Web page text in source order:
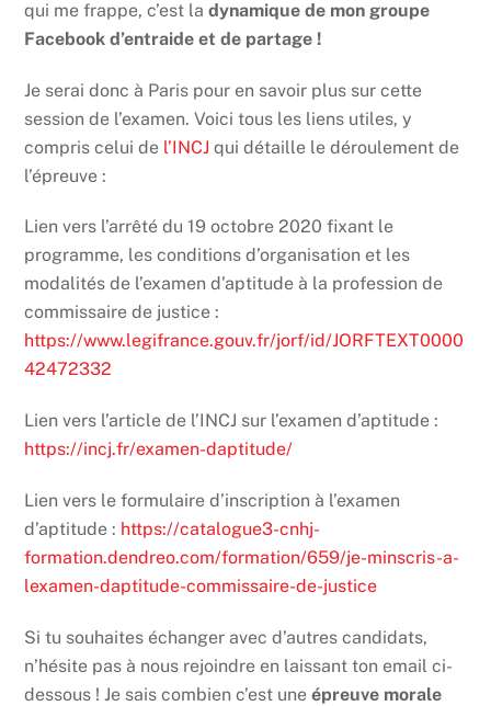
qui me frappe, c’est la dynamique de mon groupe
Facebook d’entraide et de partage !
Je serai donc à Paris pour en savoir plus sur cette
session de l’examen. Voici tous les liens utiles, y
compris celui de l’INCJ qui détaille le déroulement de
l’épreuve :
Lien vers l’arrêté du 19 octobre 2020 fixant le
programme, les conditions d’organisation et les
modalités de l’examen d’aptitude à la profession de
commissaire de justice :
https://www.legifrance.gouv.fr/jorf/id/JORFTEXT0000
42472332
Lien vers l’article de l’INCJ sur l’examen d’aptitude :
https://incj.fr/examen-daptitude/
Lien vers le formulaire d’inscription à l’examen
d’aptitude : https://catalogue3-cnhj-
formation.dendreo.com/formation/659/je-minscris-a-
lexamen-daptitude-commissaire-de-justice
Si tu souhaites échanger avec d’autres candidats,
n’hésite pas à nous rejoindre en laissant ton email ci-
dessous ! Je sais combien c’est uneépreuve morale